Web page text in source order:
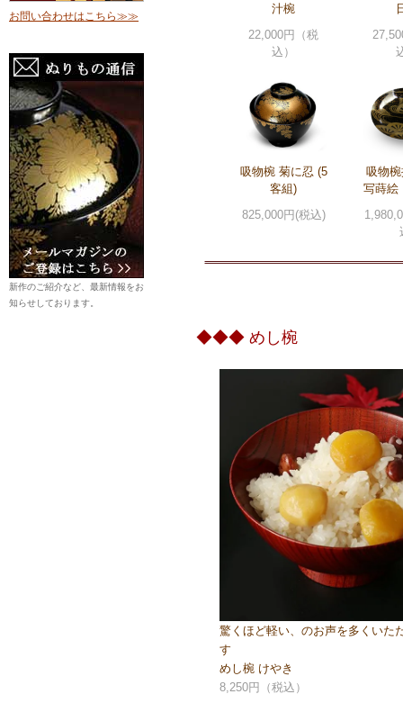
お問い合わせはこちら≫≫
新作のご紹介など、最新情報をお
知らせしております。
汁椀
22,000円（税
込）
吸物椀 菊に忍 (5
客組)
825,000円(税込)
吸物
写蒔絵
◆◆◆ めし椀
驚くほど軽い、のお声を多くいた
す
めし椀 けやき
8,250円（税込）